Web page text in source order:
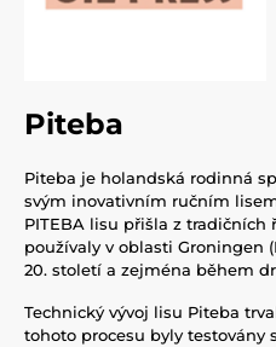
Piteba
Piteba je holandská rodinná
svým inovativním ručním
PITEBA lisu přišla z tradičních
používaly v oblasti Groningen
20. století a zejména během
Technický vývoj lisu Piteba
tohoto procesu byly testovány